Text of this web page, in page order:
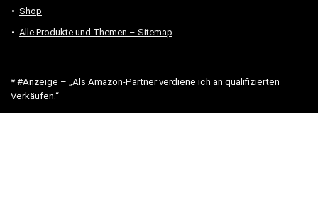
Shop
Alle Produkte und Themen – Sitemap
* #Anzeige – „Als Amazon-Partner verdiene ich an qualifizierten
Verkäufen.“